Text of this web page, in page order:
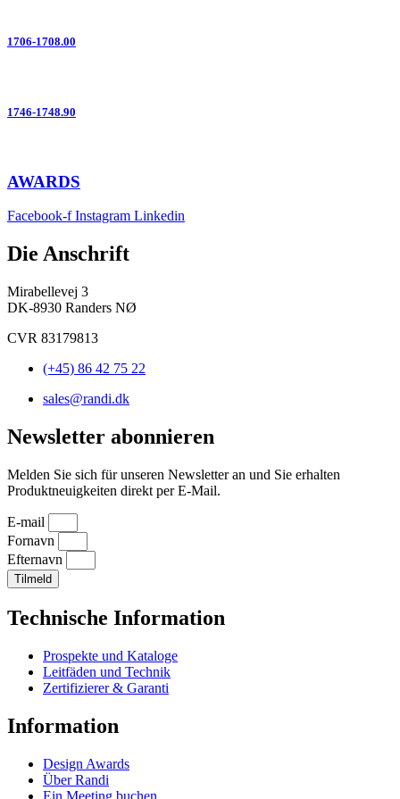
1706-1708.00
1746-1748.90
AWARDS
Facebook-f Instagram Linkedin
Die Anschrift
Mirabellevej 3
DK-8930 Randers NØ
CVR 83179813
(+45) 86 42 75 22
sales@randi.dk
Newsletter abonnieren
Melden Sie sich für unseren Newsletter an und Sie erhalten
Produktneuigkeiten direkt per E-Mail.
E-mail
Fornavn
Efternavn
Tilmeld
Technische Information
Prospekte und Kataloge
Leitfäden und Technik
Zertifizierer & Garanti
Information
Design Awards
Über Randi
Ein Meeting buchen